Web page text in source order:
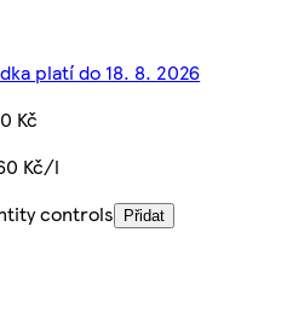
platí do 18. 8. 2026
Kč
Kč/l
controls
Přidat